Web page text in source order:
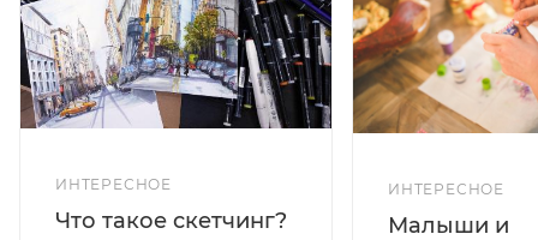
ИНТЕРЕСНОЕ
Что такое скетчинг?
ИНТЕРЕСНОЕ
Малыши и